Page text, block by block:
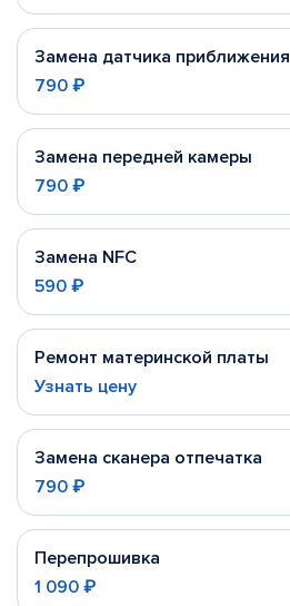
Замена датчика приближения
790 ₽
Замена передней камеры
790 ₽
Замена NFC
590 ₽
Ремонт материнской платы
Узнать цену
Замена сканера отпечатка
790 ₽
Перепрошивка
1 090 ₽